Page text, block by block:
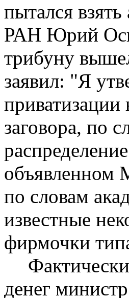
пытался
РАН Юрий
трибуну
заявил: "Я
заговора, по
объявленном
по словам
известные
фирмочки
денег